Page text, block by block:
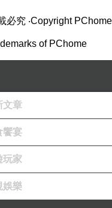
必究 ‧Copyright PChome
of PChome
文章
饗宴
玩家
娛樂